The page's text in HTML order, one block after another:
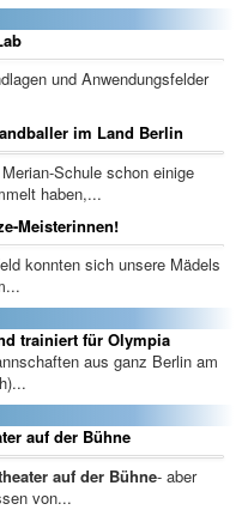
und Anwendungsfelder
im Land Berlin
Schule schon einige
haben,...
Meisterinnen!
konnten sich unsere Mädels
trainiert für Olympia
aus ganz Berlin am
auf der Bühne
auf der Bühne- aber
von...